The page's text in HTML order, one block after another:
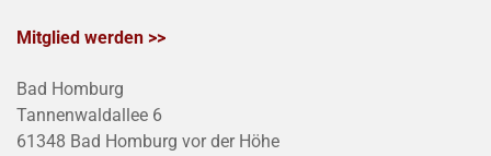
Mitglied werden >>
Bad Homburg
Tannenwaldallee 6
61348 Bad Homburg vor der Höhe